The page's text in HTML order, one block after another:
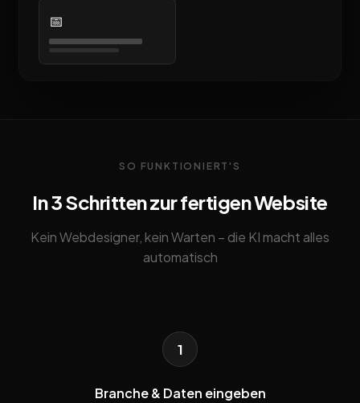
📅
SO FUNKTIONIERT'S
In 3 Schritten zur fertigen Website
Kein Webdesigner, kein Warten – die KI macht alles
automatisch
1
Branche & Daten eingeben